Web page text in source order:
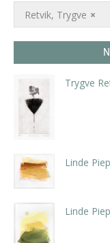
×
Retvik, Trygve
Trygve
Linde
Linde